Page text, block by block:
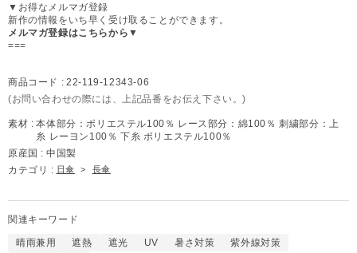
▼お得なメルマガ登録
新作の情報をいち早く受け取ることができます。
メルマガ登録はこちらから▼
===
商品コード : 22-119-12343-06
(お問い合わせの際には、上記品番をお伝え下さい。)
素材 : 本体部分：ポリエステル100％ レース部分：綿100％ 刺繍部分：上
糸 レーヨン100％ 下糸 ポリエステル100％
原産国 : 中国製
カテゴリ : 日傘 > 長傘
関連キーワード
晴雨兼用 遮熱 遮光 UV 暑さ対策
紫外線対策